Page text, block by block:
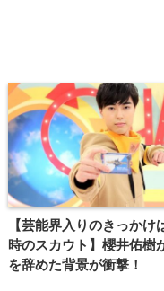
【芸能界入りのきっかけ
時のスカウト】櫻井佑樹
を辞めた背景が衝撃！